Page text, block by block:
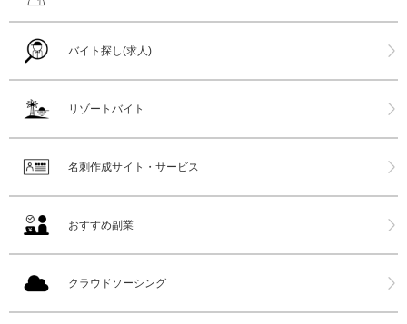
バイト探し(求人)
リゾートバイト
名刺作成サイト・サービス
おすすめ副業
クラウドソーシング